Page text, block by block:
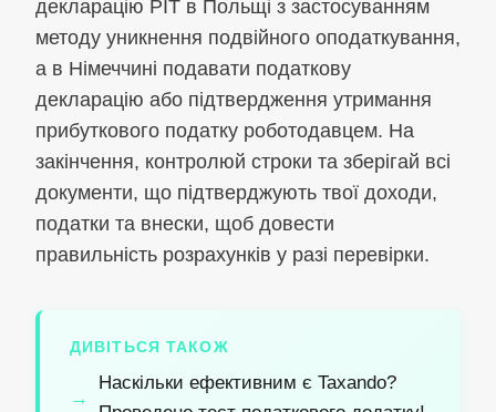
декларацію PIT в Польщі з застосуванням
методу уникнення подвійного оподаткування,
а в Німеччині подавати податкову
декларацію або підтвердження утримання
прибуткового податку роботодавцем. На
закінчення, контролюй строки та зберігай всі
документи, що підтверджують твої доходи,
податки та внески, щоб довести
правильність розрахунків у разі перевірки.
ДИВІТЬСЯ ТАКОЖ
Наскільки ефективним є Taxando?